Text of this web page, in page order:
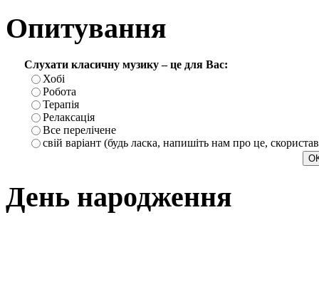
Опитування
Слухати класичну музику – це для Вас:
Хобі
Робота
Терапія
Релаксація
Все перелічене
свій варіант (будь ласка, напишіть нам про це,
День народження